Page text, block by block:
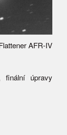
AFR-IV
finální úpravy